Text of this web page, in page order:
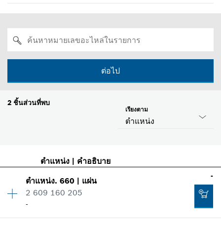
ต่อไป
2 ชิ้นส่วนที่พบ
ตำแหน่ง
เรียงตาม
ตำแหน่ง| คำอธิบาย
ตำแหน่ง.660 | แผ่น
2 609 160 205
-
-